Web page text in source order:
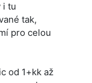
i tu
tak,
pro celou
od 1+kk až